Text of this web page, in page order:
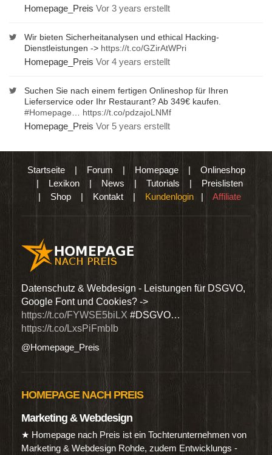
Homepage_Preis Vor 3 years erstellt
Wir bieten Sicherheitanalysen und ethical Hacking-
Dienstleistungen -> https://t.co/GZirAtWPri
Homepage_Preis Vor 4 years erstellt
Suchen Sie nach einem fertigen Onlineshop für Ihren
Lieferservice oder Ihr Restaurant? Ab 349€ kaufen.
#Homepage
https://t.co/pdzajoLNMf
Homepage_Preis Vor 5 years erstellt
Startseite| Forum | Homepage| Onlineshop
| Lexikon | News | Tutorials | Preislisten
| Shop | Kontakt | Kundenlogin | Affiliate
Datenschutz & Webdesign - Leistungen für DSGVO,
Google Font und Cookies? ->
https://t.co/FYWSE5biLX #DSGVO…
https://t.co/LxsPiFmbIb
@Homepage_Preis
HOMEPAGE NACH PREIS
Marketing & Webdesign
★ Homepage nach Preis ist ein Tochterunternehmen von
Marketing & Webdesign Rohde, zudem Entwicklungs -